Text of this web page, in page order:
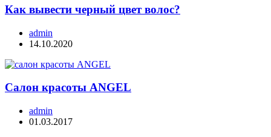
Как вывести черный цвет волос?
admin
14.10.2020
Салон красоты ANGEL
admin
01.03.2017